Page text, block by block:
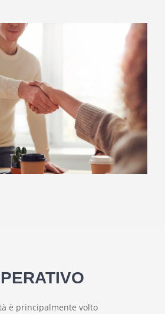
è principalmente volto